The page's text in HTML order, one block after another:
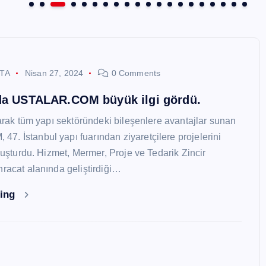
Nisan 27, 2024 0 Comments
USTALAR.COM büyük ilgi gördü.
tüm yapı sektöründeki bileşenlere avantajlar sunan
47. İstanbul yapı fuarından ziyaretçilere projelerini
Hizmet, Mermer, Proje ve Tedarik Zincir
alanında geliştirdiği…